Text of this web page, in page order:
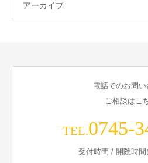
アーカイブ
電話でのお問
ご相談はこ
TEL.0745-
受付時間 / 開院時間